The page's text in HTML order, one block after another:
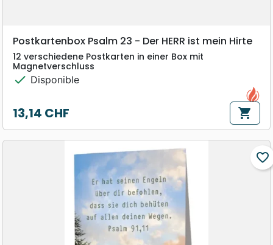
Postkartenbox Psalm 23 - Der HERR ist mein Hirte
12 verschiedene Postkarten in einer Box mit
Magnetverschluss
check Disponible
Prix
13,14 CHF shopping_cart
favorite_border